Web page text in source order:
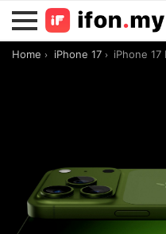
You are here:
Home iPhone 17 iPhone 17 Pro: Apa Yang